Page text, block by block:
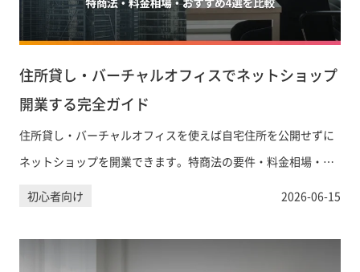
住所貸し・バーチャルオフィスでネットショップ
開業する完全ガイド
住所貸し・バーチャルオフィスを使えば自宅住所を公開せずに
ネットショップを開業できます。特商法の要件・料金相場・お
すすめサービス4選を比較解説。まずは無料相談から。
初心者向け 2026-06-15